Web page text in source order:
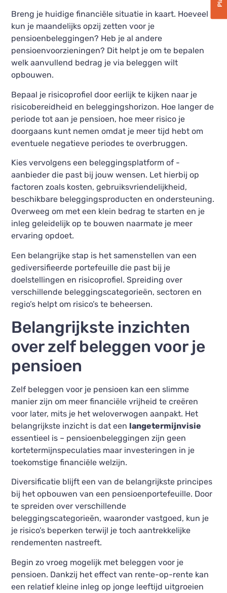
Breng je huidige financiële situatie in kaart. Hoeveel
kun je maandelijks opzij zetten voor je
pensioenbeleggingen? Heb je al andere
pensioenvoorzieningen? Dit helpt je om te bepalen
welk aanvullend bedrag je via beleggen wilt
opbouwen.
Bepaal je risicoprofiel door eerlijk te kijken naar je
risicobereidheid en beleggingshorizon. Hoe langer de
periode tot aan je pensioen, hoe meer risico je
doorgaans kunt nemen omdat je meer tijd hebt om
eventuele negatieve periodes te overbruggen.
Kies vervolgens een beleggingsplatform of -
aanbieder die past bij jouw wensen. Let hierbij op
factoren zoals kosten, gebruiksvriendelijkheid,
beschikbare beleggingsproducten en ondersteuning.
Overweeg om met een klein bedrag te starten en je
inleg geleidelijk op te bouwen naarmate je meer
ervaring opdoet.
Een belangrijke stap is het samenstellen van een
gediversifieerde portefeuille die past bij je
doelstellingen en risicoprofiel. Spreiding over
verschillende beleggingscategorieën, sectoren en
regio’s helpt om risico’s te beheersen.
Belangrijkste inzichten
over zelf beleggen voor je
pensioen
Zelf beleggen voor je pensioen kan een slimme
manier zijn om meer financiële vrijheid te creëren
voor later, mits je het weloverwogen aanpakt. Het
belangrijkste inzicht is dat een langetermijnvisie
essentieel is – pensioenbeleggingen zijn geen
kortetermijnspeculaties maar investeringen in je
toekomstige financiële welzijn.
Diversificatie blijft een van de belangrijkste principes
bij het opbouwen van een pensioenportefeuille. Door
te spreiden over verschillende
beleggingscategorieën, waaronder vastgoed, kun je
je risico’s beperken terwijl je toch aantrekkelijke
rendementen nastreeft.
Begin zo vroeg mogelijk met beleggen voor je
pensioen. Dankzij het effect van rente-op-rente kan
een relatief kleine inleg op jonge leeftijd uitgroeien